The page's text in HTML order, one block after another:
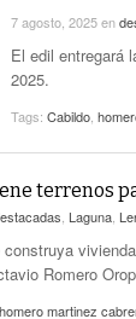
7 agosto, 2025en
El edil entregará
2025.
Tags: Cabildo
terrenos
Laguna
Romero
homero martinez